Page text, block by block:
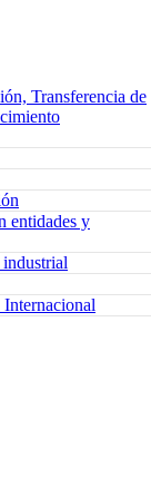
Transferencia de
entidades y